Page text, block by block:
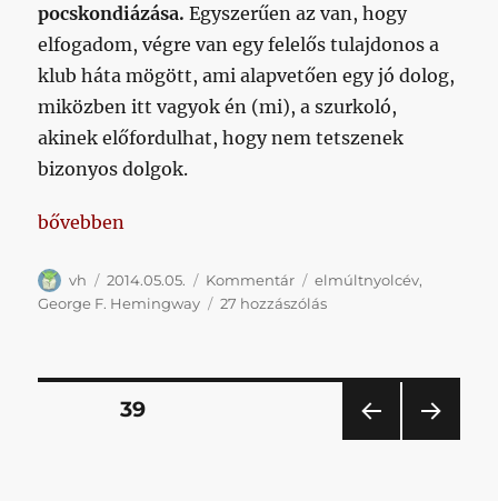
pocskondiázása. Egyszerűen az van, hogy
elfogadom, végre van egy felelős tulajdonos a
klub háta mögött, ami alapvetően egy jó dolog,
miközben itt vagyok én (mi), a szurkoló,
akinek előfordulhat, hogy nem tetszenek
bizonyos dolgok.
„A Hemingway-korszak hét főbűne”
bővebben
Szerző
vh Közzétéve
2014.05.05. Kategória
Kommentár Címke
elmúltnyolcév,
George F. Hemingway
27 hozzászólásA
című
bejegyzéshez
Bejegyzések
OLDAL39